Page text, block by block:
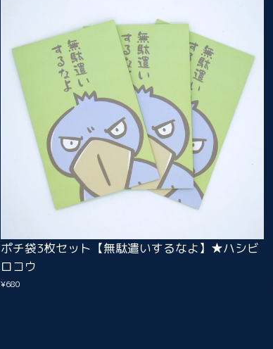
ポチ袋3枚セット【無駄遣いするなよ】★ハシビ
ロコウ
¥680